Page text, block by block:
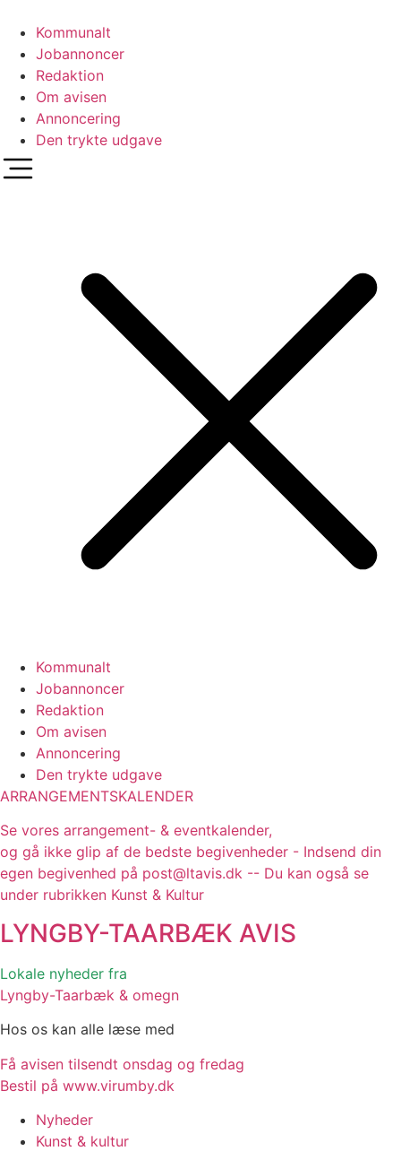
indhold
Kommunalt
Jobannoncer
Redaktion
Om avisen
Annoncering
Den trykte udgave
Kommunalt
Jobannoncer
Redaktion
Om avisen
Annoncering
Den trykte udgave
ARRANGEMENTSKALENDER
Se vores arrangement- & eventkalender,
og gå ikke glip af de bedste begivenheder - Indsend din
egen begivenhed på post@ltavis.dk -- Du kan også se
under rubrikken Kunst & Kultur
LYNGBY-TAARBÆK AVIS
Lokale nyheder fra
Lyngby-Taarbæk & omegn
Hos os kan alle læse med
Få avisen tilsendt onsdag og fredag
Bestil på www.virumby.dk
Nyheder
Kunst & kultur